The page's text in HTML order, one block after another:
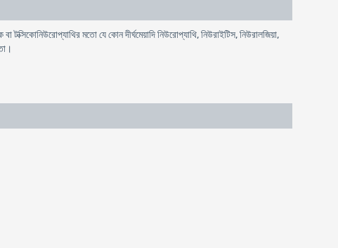
টক্সিকোনিউরোপ্যাথির মতো যে কোন দীর্ঘমেয়াদি নিউরোপ্যাথি, নিউরাইটিস, নিউরালজিয়া,